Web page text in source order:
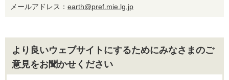
メールアドレス： earth@pref.mie.lg.jp
より良いウェブサイトにするためにみなさまのご
意見をお聞かせください